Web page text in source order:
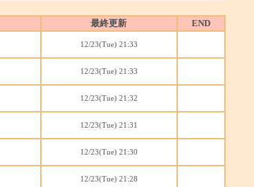
最終更新
END
12/23(Tue) 21:33
12/23(Tue) 21:33
12/23(Tue) 21:32
12/23(Tue) 21:31
12/23(Tue) 21:30
12/23(Tue) 21:28